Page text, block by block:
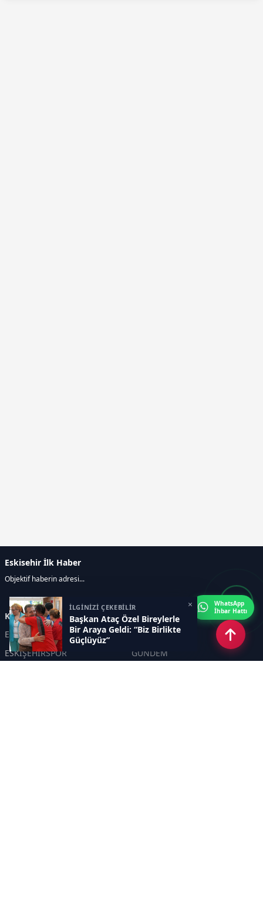
İLGİNİZİ ÇEKEBİLİR
Başkan Ataç Özel Bireylerle
Bir Araya Geldi: “Biz Birlikte
Güçlüyüz”
×
Eskisehir İlk Haber
Objektif haberin adresi...
Kategoriler
ESKİŞEHİR
GENEL
ESKİŞEHİRSPOR
GÜNDEM
WhatsApp
İhbar Hattı